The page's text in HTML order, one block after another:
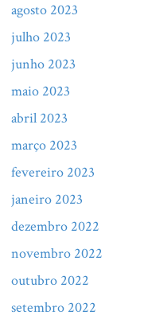
agosto 2023
julho 2023
junho 2023
maio 2023
abril 2023
março 2023
fevereiro 2023
janeiro 2023
dezembro 2022
novembro 2022
outubro 2022
setembro 2022